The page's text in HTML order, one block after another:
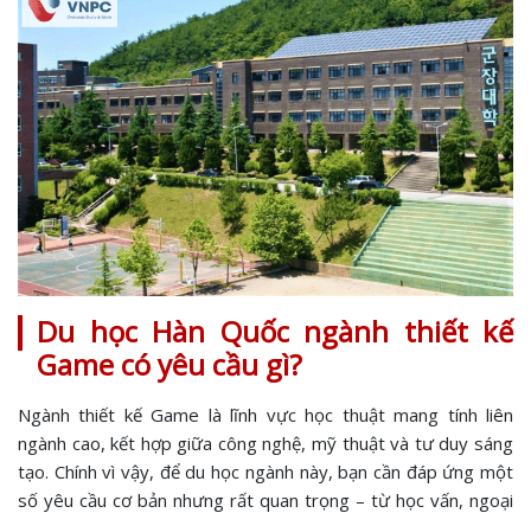
Du học Hàn Quốc ngành thiết kế
Game có yêu cầu gì?
Ngành thiết kế Game là lĩnh vực học thuật mang tính liên
ngành cao, kết hợp giữa công nghệ, mỹ thuật và tư duy sáng
tạo. Chính vì vậy, để du học ngành này, bạn cần đáp ứng một
số yêu cầu cơ bản nhưng rất quan trọng – từ học vấn, ngoại